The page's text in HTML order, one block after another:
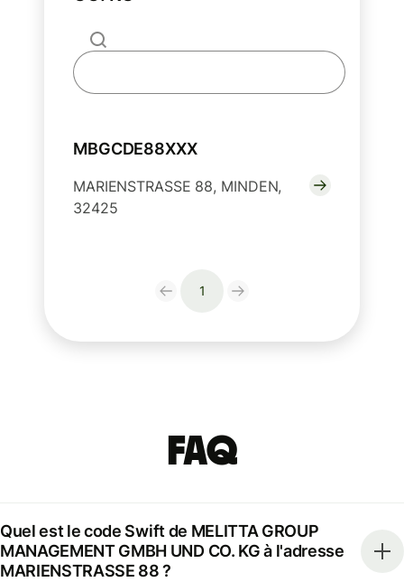
MBGCDE88XXX
MARIENSTRASSE 88, MINDEN,
32425
1
FAQ
Quel est le code Swift de MELITTA GROUP
MANAGEMENT GMBH UND CO. KG à l'adresse
MARIENSTRASSE 88 ?